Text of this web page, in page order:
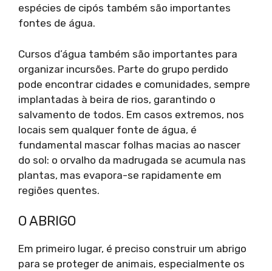
espécies de cipós também são importantes
fontes de água.
Cursos d’água também são importantes para
organizar incursões. Parte do grupo perdido
pode encontrar cidades e comunidades, sempre
implantadas à beira de rios, garantindo o
salvamento de todos. Em casos extremos, nos
locais sem qualquer fonte de água, é
fundamental mascar folhas macias ao nascer
do sol: o orvalho da madrugada se acumula nas
plantas, mas evapora-se rapidamente em
regiões quentes.
O ABRIGO
Em primeiro lugar, é preciso construir um abrigo
para se proteger de animais, especialmente os